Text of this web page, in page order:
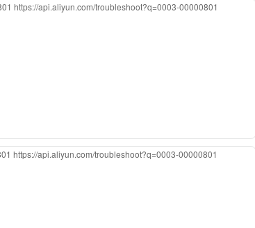
https://api.aliyun.com/troubleshoot?q=0003-00000801
https://api.aliyun.com/troubleshoot?q=0003-00000801